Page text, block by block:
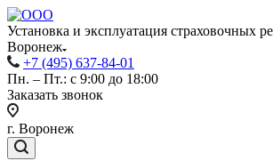
Установка и эксплуатация страховочных
Воронеж
+7 (495) 637-84-01
Пн. – Пт.: с 9:00 до 18:00
Заказать звонок
г. Воронеж